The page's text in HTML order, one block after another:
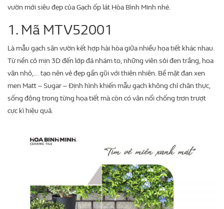
vườn mới siêu đẹp của Gạch ốp lát Hòa Bình Minh nhé.
1. Mã MTV52001
Là mẫu gạch sân vườn kết hợp hài hòa giữa nhiều họa tiết khác nhau.
Từ nền cỏ mịn 3D đến lớp đá nhám to, những viên sỏi đen trắng, hoa
văn nhỏ,… tạo nên vẻ đẹp gần gũi với thiên nhiên. Bề mặt đan xen
men Matt – Sugar – Định hình khiến mẫu gạch không chỉ chân thực,
sống động trong từng họa tiết mà còn có vân nổi chống trơn trượt
cực kì hiệu quả.